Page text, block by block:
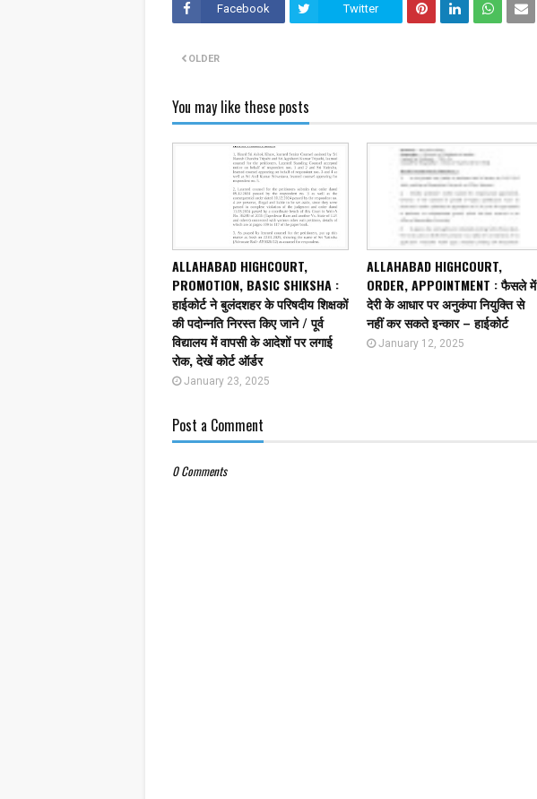
Facebook Twitter
OLDER
You may like these posts
ALLAHABAD HIGHCOURT,
PROMOTION, BASIC SHIKSHA :
हाईकोर्ट ने बुलंदशहर के परिषदीय शिक्षकों
की पदोन्नति निरस्त किए जाने / पूर्व
विद्यालय में वापसी के आदेशों पर लगाई
रोक, देखें कोर्ट ऑर्डर
January 23, 2025
ALLAHABAD HIGHCOURT,
ORDER, APPOINTMENT : फैसले में
देरी के आधार पर अनुकंपा नियुक्ति से
नहीं कर सकते इन्कार – हाईकोर्ट
January 12, 2025
Post a Comment
0 Comments